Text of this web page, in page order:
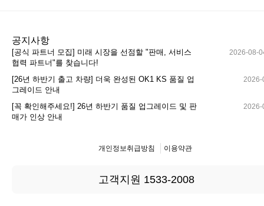
공지사항
[공식 파트너 모집] 미래 시장을 선점할 "판매, 서비스
협력 파트너"를 찾습니다!
2026-08-
[26년 하반기 출고 차량] 더욱 완성된 OK1 KS 품질 업
그레이드 안내
2026-
[꼭 확인해주세요!] 26년 하반기 품질 업그레이드 및 판
매가 인상 안내
2026-
개인정보취급방침 이용약관
고객지원 1533-2008